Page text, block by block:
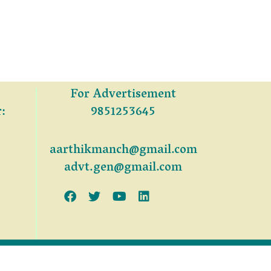
For Advertisement
9851253645
aarthikmanch@gmail.com
advt.gen@gmail.com